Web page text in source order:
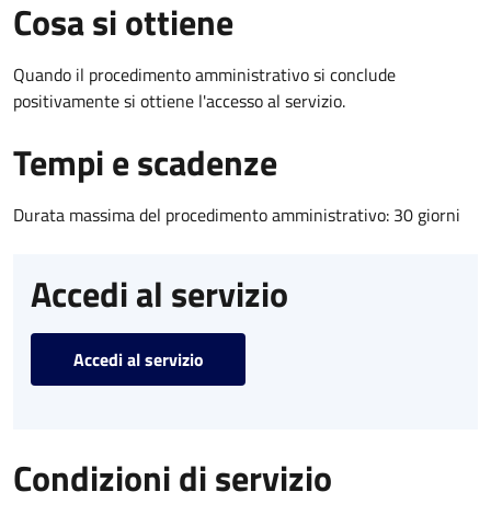
Cosa si ottiene
Quando il procedimento amministrativo si conclude
positivamente si ottiene l'accesso al servizio.
Tempi e scadenze
Durata massima del procedimento amministrativo: 30 giorni
Accedi al servizio
Accedi al servizio
Condizioni di servizio